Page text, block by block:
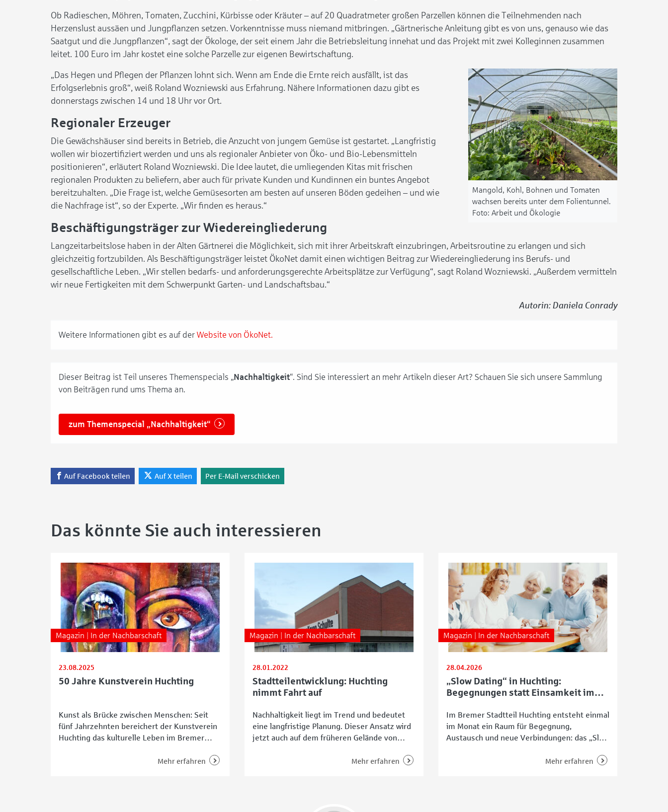
Ob Radieschen, Möhren, Tomaten, Zucchini, Kürbisse oder Kräuter – auf 20 Quadratmeter großen Parzellen können die Teilnehmenden nach
Herzenslust aussäen und Jungpflanzen setzen. Vorkenntnisse muss niemand mitbringen. „Gärtnerische Anleitung gibt es von uns, genauso wie das
Saatgut und die Jungpflanzen“, sagt der Ökologe, der seit einem Jahr die Betriebsleitung innehat und das Projekt mit zwei Kolleginnen zusammen
leitet. 100 Euro im Jahr kostet eine solche Parzelle zur eigenen Bewirtschaftung.
Mangold, Kohl, Bohnen und Tomaten
wachsen bereits unter dem Folientunnel.
Arbeit und Ökologie
„Das Hegen und Pflegen der Pflanzen lohnt sich. Wenn am Ende die Ernte reich ausfällt, ist das
Erfolgserlebnis groß“, weiß Roland Wozniewski aus Erfahrung. Nähere Informationen dazu gibt es
donnerstags zwischen 14 und 18 Uhr vor Ort.
Regionaler Erzeuger
Die Gewächshäuser sind bereits in Betrieb, die Anzucht von jungem Gemüse ist gestartet. „Langfristig
wollen wir biozertifiziert werden und uns als regionaler Anbieter von Öko- und Bio-Lebensmitteln
positionieren“, erläutert Roland Wozniewski. Die Idee lautet, die umliegenden Kitas mit frischen
regionalen Produkten zu beliefern, aber auch für private Kunden und Kundinnen ein buntes Angebot
bereitzuhalten. „Die Frage ist, welche Gemüsesorten am besten auf unseren Böden gedeihen – und wie
die Nachfrage ist“, so der Experte. „Wir finden es heraus.“
Beschäftigungsträger zur Wiedereingliederung
Langzeitarbeitslose haben in der Alten Gärtnerei die Möglichkeit, sich mit ihrer Arbeitskraft einzubringen, Arbeitsroutine zu erlangen und sich
gleichzeitig fortzubilden. Als Beschäftigungsträger leistet ÖkoNet damit einen wichtigen Beitrag zur Wiedereingliederung ins Berufs- und
gesellschaftliche Leben. „Wir stellen bedarfs- und anforderungsgerechte Arbeitsplätze zur Verfügung“, sagt Roland Wozniewski. „Außerdem vermitteln
wir neue Fertigkeiten mit dem Schwerpunkt Garten- und Landschaftsbau.“
Autorin: Daniela Conrady
Weitere Informationen gibt es auf der Website von ÖkoNet.
Dieser Beitrag ist Teil unseres Themenspecials „Nachhaltigkeit“. Sind Sie interessiert an mehr Artikeln dieser Art? Schauen Sie sich unsere Sammlung
von Beiträgen rund ums Thema an.
zum Themenspecial „Nachhaltigkeit“
Auf Facebook teilen Auf X teilen Per E-Mail verschicken
Das könnte Sie auch interessieren
Magazin | In der Nachbarschaft
23.08.2025
50 Jahre Kunstverein Huchting
Kunst als Brücke zwischen Menschen: Seit
fünf Jahrzehnten bereichert der Kunstverein
Huchting das kulturelle Leben im Bremer
kunstbegeisterten Frauen gegründeten
Mehr erfahren
Magazin | In der Nachbarschaft
28.01.2022
Stadtteilentwicklung: Huchting
nimmt Fahrt auf
Nachhaltigkeit liegt im Trend und bedeutet
eine langfristige Planung. Dieser Ansatz wird
jetzt auch auf dem früheren Gelände von
Denn das rund 40.000 Quadratmeter große
Mehr erfahren
Magazin | In der Nachbarschaft
28.04.2026
„Slow Dating“ in Huchting:
Begegnungen statt Einsamkeit im
Im Bremer Stadtteil Huchting entsteht einmal
im Monat ein Raum für Begegnung,
Austausch und neue Verbindungen: das „Slow
Huchting. Organisiert wird das Format von
Mehr erfahren